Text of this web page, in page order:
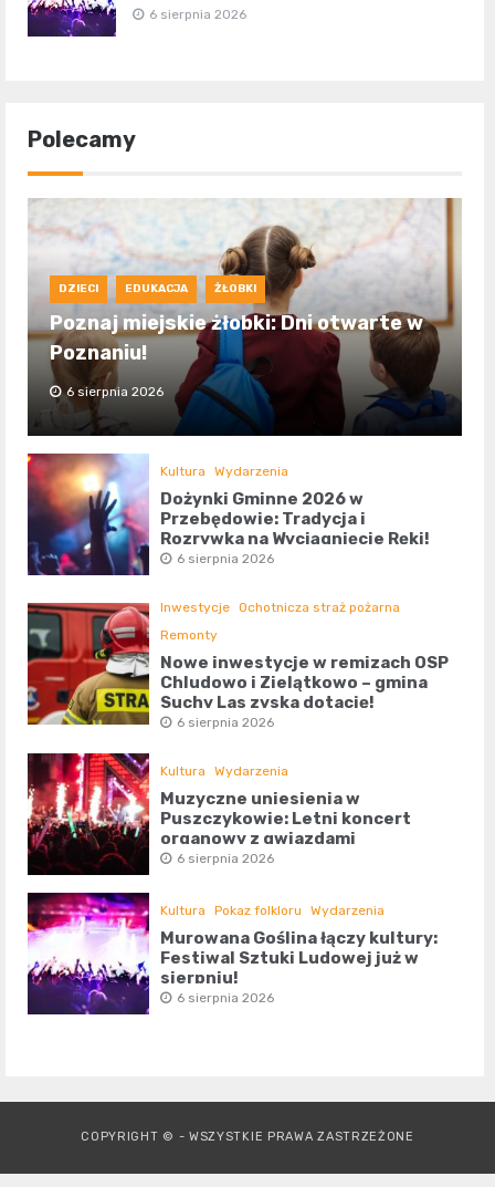
6 sierpnia 2026
Polecamy
DZIECI EDUKACJA ŻŁOBKI
Poznaj miejskie żłobki: Dni otwarte w
Poznaniu!
6 sierpnia 2026
Kultura Wydarzenia
Dożynki Gminne 2026 w
Przebędowie: Tradycja i
Rozrywka na Wyciągnięcie Ręki!
6 sierpnia 2026
Inwestycje Ochotnicza straż pożarna
Remonty
Nowe inwestycje w remizach OSP
Chludowo i Zielątkowo – gmina
Suchy Las zyska dotację!
6 sierpnia 2026
Kultura Wydarzenia
Muzyczne uniesienia w
Puszczykowie: Letni koncert
organowy z gwiazdami
6 sierpnia 2026
Kultura Pokaz folkloru Wydarzenia
Murowana Goślina łączy kultury:
Festiwal Sztuki Ludowej już w
sierpniu!
6 sierpnia 2026
COPYRIGHT © - WSZYSTKIE PRAWA ZASTRZEŻONE